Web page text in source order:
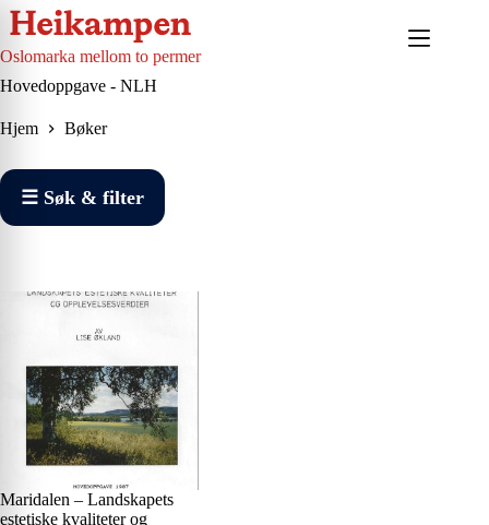
Hopp
til
innholdet
Oslomarka mellom to permer
Hovedoppgave - NLH
Hjem Bøker
☰ Søk & filter
Maridalen – Landskapets
estetiske kvaliteter og